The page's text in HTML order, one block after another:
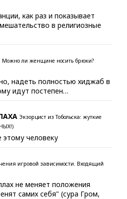
как раз и показывает
в религиозные
Можно ли женщине носить брюки?
надеть полностью хиджаб в
идут постепен…
Экзорцист из Тобольска: жуткие
этому человеку
игровой зависимости. Входящий
не меняет положения
самих себя" (сура Гром,